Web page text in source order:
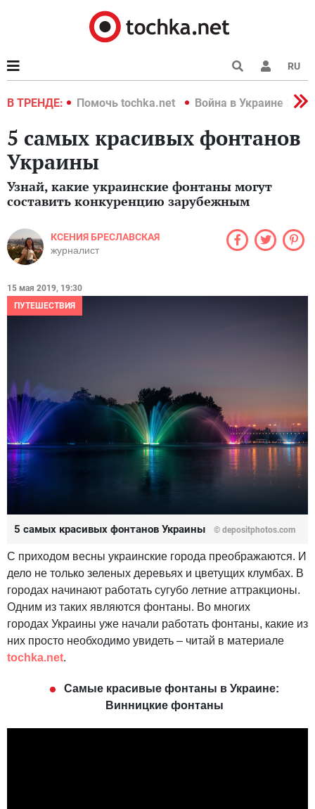
RU
В ТРЕНДЕ:
2022 Помочь tochka.net Война в Украине 2022
5 самых красивых фонтанов
Украины
Узнай, какие украинские фонтаны могут
составить конкуренцию зарубежным
КСЕНИЯ БРЕСЛАВСКАЯ
журналист
15 мая 2019, 19:30
ПУТЕШЕСТВИЯ
5 самых красивых фонтанов Украины © depositphotos.com
С приходом весны украинские города преображаются. И
дело не только зеленых деревьях и цветущих клумбах. В
городах начинают работать сугубо летние аттракционы.
Одним из таких являются фонтаны. Во многих
городах Украины уже начали работать фонтаны, какие из
них просто необходимо увидеть – читай в материале
tochka.net.
Самые красивые фонтаны в Украине:
Винницкие фонтаны